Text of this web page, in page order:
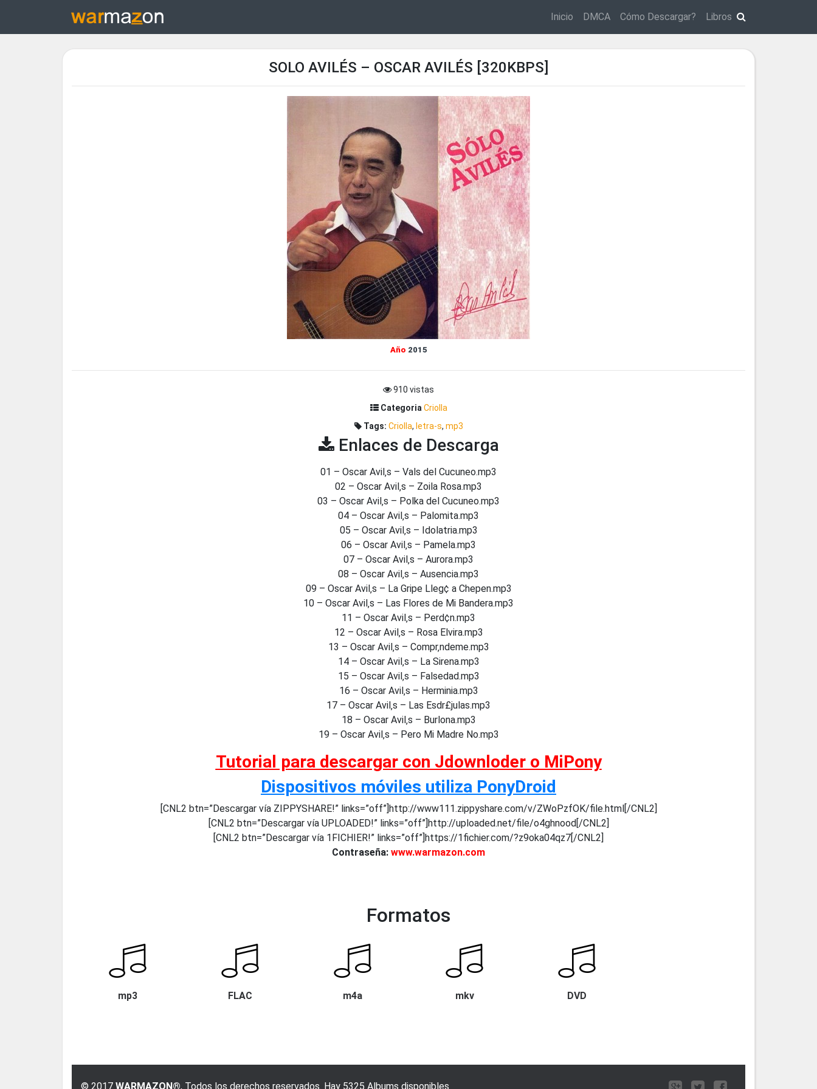
Inicio DMCA Cómo Descargar? Libros
SOLO AVILÉS – OSCAR AVILÉS [320KBPS]
Año 2015
910 vistas
Categoria Criolla
Tags: Criolla, letra-s, mp3
Enlaces de Descarga
01 – Oscar Avil‚s – Vals del Cucuneo.mp3
02 – Oscar Avil‚s – Zoila Rosa.mp3
03 – Oscar Avil‚s – Polka del Cucuneo.mp3
04 – Oscar Avil‚s – Palomita.mp3
05 – Oscar Avil‚s – Idolatria.mp3
06 – Oscar Avil‚s – Pamela.mp3
07 – Oscar Avil‚s – Aurora.mp3
08 – Oscar Avil‚s – Ausencia.mp3
09 – Oscar Avil‚s – La Gripe Lleg¢ a Chepen.mp3
10 – Oscar Avil‚s – Las Flores de Mi Bandera.mp3
11 – Oscar Avil‚s – Perd¢n.mp3
12 – Oscar Avil‚s – Rosa Elvira.mp3
13 – Oscar Avil‚s – Compr‚ndeme.mp3
14 – Oscar Avil‚s – La Sirena.mp3
15 – Oscar Avil‚s – Falsedad.mp3
16 – Oscar Avil‚s – Herminia.mp3
17 – Oscar Avil‚s – Las Esdr£julas.mp3
18 – Oscar Avil‚s – Burlona.mp3
19 – Oscar Avil‚s – Pero Mi Madre No.mp3
Tutorial para descargar con Jdownloder o MiPony
Dispositivos móviles utiliza PonyDroid
[CNL2 btn=”Descargar vía ZIPPYSHARE!” links=”off”]http://www111.zippyshare.com/v/ZWoPzfOK/file.html[/CNL2]
[CNL2 btn=”Descargar vía UPLOADED!” links=”off”]http://uploaded.net/file/o4ghnood[/CNL2]
[CNL2 btn=”Descargar vía 1FICHIER!” links=”off”]https://1fichier.com/?z9oka04qz7[/CNL2]
Contraseña: www.warmazon.com
Formatos
mp3 FLAC m4a mkv DVD
© 2017 WARMAZON®, Todos los derechos reservados. Hay 5325 Albums disponibles